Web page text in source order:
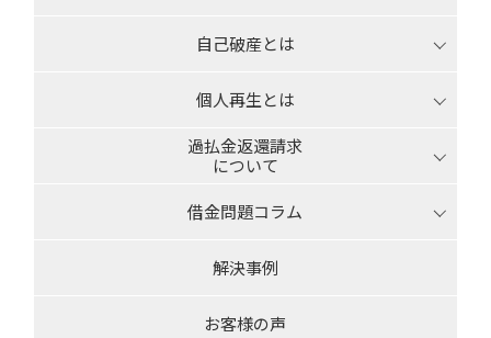
自己破産とは
個人再生とは
過払金返還請求
について
借金問題コラム
解決事例
お客様の声